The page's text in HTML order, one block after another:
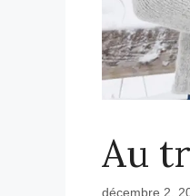
Au
décembre 2,